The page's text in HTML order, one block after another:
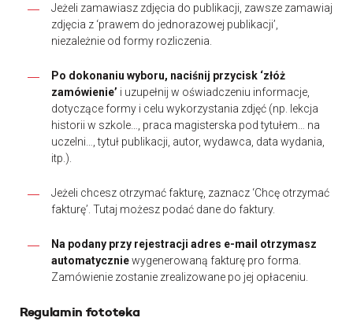
Jeżeli zamawiasz zdjęcia do publikacji, zawsze zamawiaj
zdjęcia z ‘prawem do jednorazowej publikacji’,
niezależnie od formy rozliczenia.
Po dokonaniu wyboru, naciśnij przycisk ‘złóż
zamówienie’ i uzupełnij w oświadczeniu informacje,
dotyczące formy i celu wykorzystania zdjęć (np. lekcja
historii w szkole…, praca magisterska pod tytułem… na
uczelni…, tytuł publikacji, autor, wydawca, data wydania,
itp.).
Jeżeli chcesz otrzymać fakturę, zaznacz ‘Chcę otrzymać
fakturę’. Tutaj możesz podać dane do faktury.
Na podany przy rejestracji adres e-mail otrzymasz
automatyczniewygenerowaną fakturę pro forma.
Zamówienie zostanie zrealizowane po jej opłaceniu.
Regulamin fototeka